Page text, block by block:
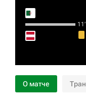
11‎’‎
О матче